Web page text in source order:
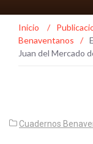
Inicio /
Benaventanos
/
Juan del Mercado
Cuadernos